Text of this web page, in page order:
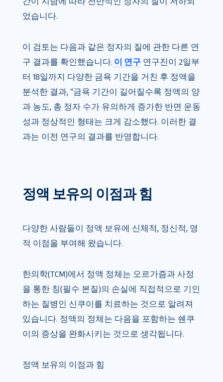
었습니다.
이 검토는 다음과 같은 정자의 질에 관한 다른 연
구 결과를 확인했습니다. 이 연구연구진이 2일부
터 18일까지 다양한 금욕 기간을 거친 후 정액을
분석한 결과, “금욕 기간이 길어질수록 정액의 양
과 농도, 총 정자 수가 유의하게 증가한 반면 운동
성과 정상적인 형태는 크게 감소했다. 이러한 결
과는 이전 연구의 결과를 반영합니다.
정액 보유의 이점과 힘
다양한 사람들이 정액 보유에 신체적, 정신적, 영
적 이점을 부여해 왔습니다.
한의학(TCM)에서 정액 정체는 오르가즘과 사정
을 통한 칭(필수 본질)의 손실에 직접적으로 기인
하는 질병인 신쿠이를 치료하는 것으로 알려져
있습니다. 정액의 정체는 다음을 포함하는 쉔쿠
이의 증상을 완화시키는 것으로 생각됩니다.
정액 보유의 이점과 힘